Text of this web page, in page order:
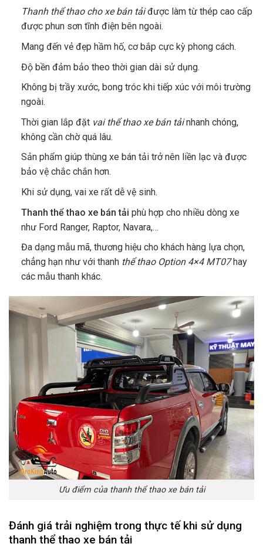
Thanh thể thao cho xe bán tảiđược làm từ thép cao cấp
được phun sơn tĩnh điện bên ngoài.
Mang đến vẻ đẹp hầm hố, cơ bắp cực kỳ phong cách.
Độ bền đảm bảo theo thời gian dài sử dụng.
Không bị trầy xước, bong tróc khi tiếp xúc với môi trường
ngoài.
Thời gian lắp đặt vai thể thao xe bán tải nhanh chóng,
không cần chờ quá lâu.
Sản phẩm giúp thùng xe bán tải trở nên liền lạc và được
bảo vệ chắc chắn hơn.
Khi sử dụng, vai xe rất dễ vệ sinh.
Thanh thể thao xe bán tải phù hợp cho nhiều dòng xe
như Ford Ranger, Raptor, Navara,…
Đa dạng mẫu mã, thương hiệu cho khách hàng lựa chọn,
chẳng hạn như với thanhthể thao Option 4×4 MT07hay
các mẫu thanh khác.
Ưu điểm của thanh thể thao xe bán tải
Đánh giá trải nghiệm trong thực tế khi sử dụng
thanh thể thao xe bán tải